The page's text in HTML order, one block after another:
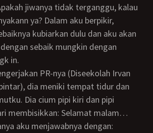
jiwanya tidak terganggu, kalau
ya? Dalam aku berpikir,
kubiarkan dulu dan aku akan
sebaik mungkin dengan
in.
dia meniki tempat tidur dan
Dia cium pipi kiri dan pipi
membisikkan: Selamat malam…
aku menjawabnya dengan: